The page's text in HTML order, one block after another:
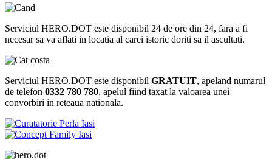
Serviciul HERO.DOT este disponibil 24 de ore din 24, fara a fi
necesar sa va aflati in locatia al carei istoric doriti sa il ascultati.
Serviciul HERO.DOT este disponibil GRATUIT, apeland numarul
de telefon 0332 780 780, apelul fiind taxat la valoarea unei
convorbiri in reteaua nationala.